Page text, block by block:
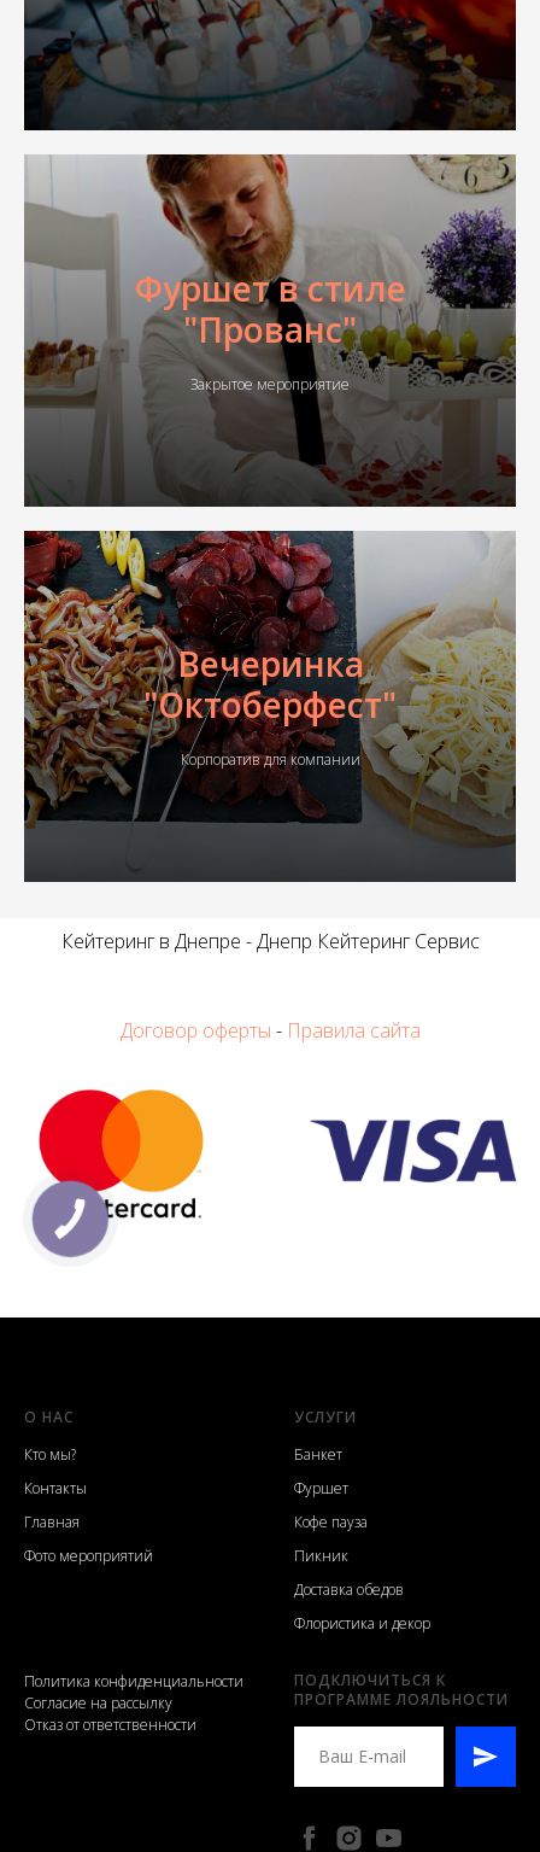
Фуршет в стиле
"Прованс"
Закрытое мероприятие
Вечеринка
"Октоберфест"
Корпоратив для компании
Кейтеринг в Днепре - Днепр Кейтеринг Сервис
Договор оферты - Правила сайта
О НАС
Кто мы?
Контакты
Главная
Фото мероприятий
УСЛУГИ
Банкет
Фуршет
Кофе пауза
Пикник
Доставка обедов
Флористика и декор
Политика конфиденциальности
Согласие на рассылку
Отказ от ответственности
ПОДКЛЮЧИТЬСЯ К
ПРОГРАММЕ ЛОЯЛЬНОСТИ